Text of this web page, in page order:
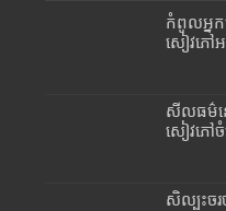
កំពូលអ្ន
សៀវភៅអ
សីលធម៌នៅ
សៀវភៅ
សិល្បះចរ